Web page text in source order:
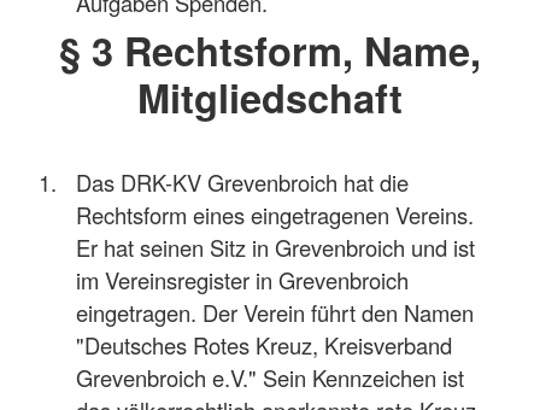
§ 3 Rechtsform, Name,
Mitgliedschaft
Das DRK-KV Grevenbroich hat die
Rechtsform eines eingetragenen Vereins.
Er hat seinen Sitz in Grevenbroich und ist
im Vereinsregister in Grevenbroich
eingetragen. Der Verein führt den Namen
"Deutsches Rotes Kreuz, Kreisverband
Grevenbroich e.V." Sein Kennzeichen ist